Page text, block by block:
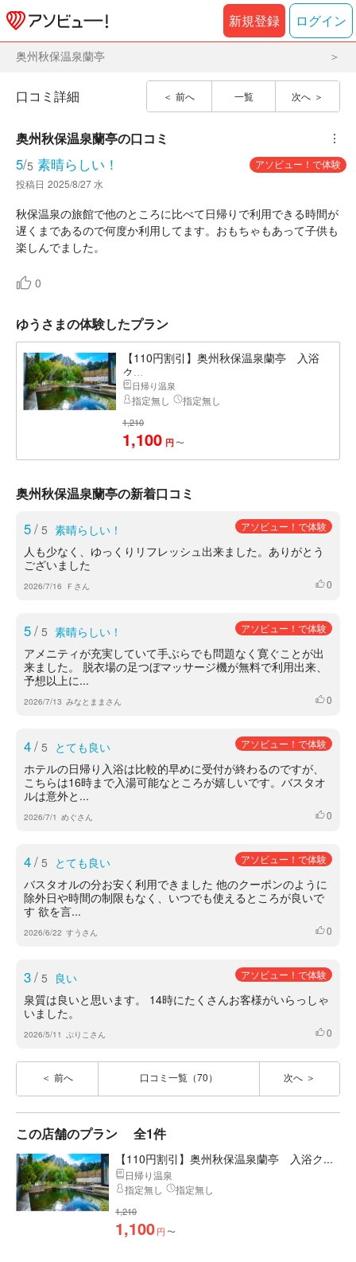
新規登録 ログイン
奥州秋保温泉蘭亭
前へ 一覧 次へ
口コミ詳細
奥州秋保温泉蘭亭の口コミ ︙
5/5 素晴らしい！
アソビュー！で体験
投稿日 2025/8/27 水
秋保温泉の旅館で他のところに比べて日帰りで利用できる時間が
遅くまであるので何度か利用してます。おもちゃもあって子供も
楽しんでました。
0
ゆうさまの体験したプラン
【110円割引】奥州秋保温泉蘭亭 入浴
ク...
日帰り温泉
指定無し 指定無し
1,210
1,100 円 〜
奥州秋保温泉蘭亭の新着口コミ
5/ 5 素晴らしい！ アソビュー！で体験
人も少なく、ゆっくりリフレッシュ出来ました。ありがとう
ございました
2026/7/16 Ｆさん いいね
0
5/ 5 素晴らしい！ アソビュー！で体験
アメニティが充実していて手ぶらでも問題なく寛ぐことが出
来ました。 脱衣場の足つぼマッサージ機が無料で利用出来、
予想以上に...
2026/7/13 みなとままさん いいね
0
4/ 5 とても良い アソビュー！で体験
ホテルの日帰り入浴は比較的早めに受付が終わるのですが、
こちらは16時まで入湯可能なところが嬉しいです。バスタオ
ルは意外と...
2026/7/1 めぐさん いいね
0
4/ 5 とても良い アソビュー！で体験
バスタオルの分お安く利用できました 他のクーポンのように
除外日や時間の制限もなく、いつでも使えるところが良いで
す 欲を言...
2026/6/22 すうさん いいね
0
3/ 5 良い アソビュー！で体験
泉質は良いと思います。 14時にたくさんお客様がいらっしゃ
いました。
2026/5/11 ぷりこさん いいね
0
前へ 口コミ一覧（70） 次へ
この店舗のプラン 全1件
【110円割引】奥州秋保温泉蘭亭 入浴ク...
日帰り温泉
指定無し
指定無し
1,210
1,100円 〜